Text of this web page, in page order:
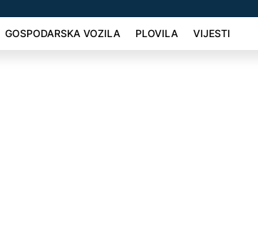
GOSPODARSKA VOZILA PLOVILA VIJESTI